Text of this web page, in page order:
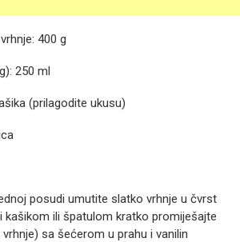
400 g
250 ml
(prilagodite ukusu)
posudi umutite slatko vrhnje u čvrst
kašikom ili špatulom kratko promiješajte
sa šećerom u prahu i vanilin